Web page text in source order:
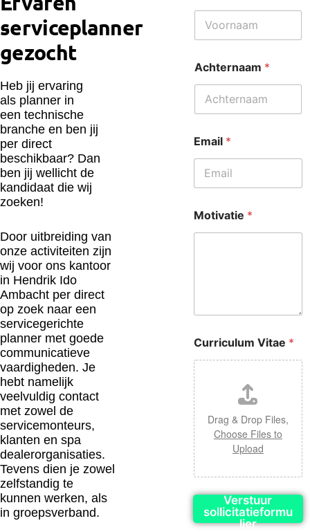
serviceplanner
gezocht
Heb jij ervaring
als planner in
een technische
branche en ben jij
per direct
beschikbaar? Dan
ben jij wellicht de
kandidaat die wij
zoeken!
Door uitbreiding van
onze activiteiten zijn
wij voor ons kantoor
in Hendrik Ido
Ambacht per direct
op zoek naar een
servicegerichte
planner met goede
communicatieve
vaardigheden. Je
hebt namelijk
veelvuldig contact
met zowel de
servicemonteurs,
klanten en spa
dealerorganisaties.
Tevens dien je zowel
zelfstandig te
kunnen werken, als
in groepsverband.
Achternaam *
Email *
Motivatie *
Curriculum Vitae *
Drag & Drop Files,
Choose Files to
Upload
Verstuur
sollicitatieformu
lier